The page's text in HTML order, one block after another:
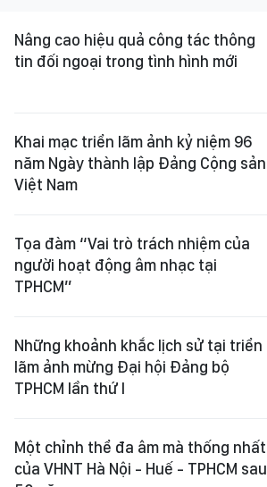
Nâng cao hiệu quả công tác thông
tin đối ngoại trong tình hình mới
Khai mạc triển lãm ảnh kỷ niệm 96
năm Ngày thành lập Đảng Cộng sản
Việt Nam
Tọa đàm “Vai trò trách nhiệm của
người hoạt động âm nhạc tại
TPHCM”
Những khoảnh khắc lịch sử tại triển
lãm ảnh mừng Đại hội Đảng bộ
TPHCM lần thứ I
Một chỉnh thể đa âm mà thống nhất
của VHNT Hà Nội - Huế - TPHCM sau